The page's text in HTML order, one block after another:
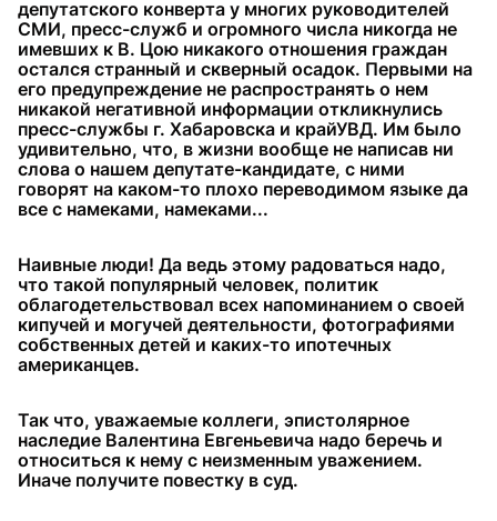
депутатского конверта у многих руководителей
СМИ, пресс-служб и огромного числа никогда не
имевших к В. Цою никакого отношения граждан
остался странный и скверный осадок. Первыми на
его предупреждение не распространять о нем
никакой негативной информации откликнулись
пресс-службы г. Хабаровска и крайУВД. Им было
удивительно, что, в жизни вообще не написав ни
слова о нашем депутате-кандидате, с ними
говорят на каком-то плохо переводимом языке да
все с намеками, намеками...
Наивные люди! Да ведь этому радоваться надо,
что такой популярный человек, политик
облагодетельствовал всех напоминанием о своей
кипучей и могучей деятельности, фотографиями
собственных детей и каких-то ипотечных
американцев.
Так что, уважаемые коллеги, эпистолярное
наследие Валентина Евгеньевича надо беречь и
относиться к нему с неизменным уважением.
Иначе получите повестку в суд.